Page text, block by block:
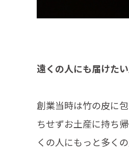
遠くの人にも届けた
創業当時は竹の皮に
ちせずお土産に持ち
くの人にもっと多く